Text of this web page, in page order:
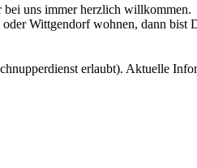
bei uns immer herzlich willkommen.
Wittgendorf wohnen, dann bist
erlaubt). Aktuelle